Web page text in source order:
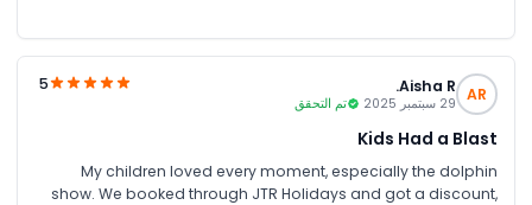
AR
Aisha R.
29 سبتمبر 2025 تم التحقق
5
Kids Had a Blast
My children loved every moment, especially the dolphin
show. We booked through JTR Holidays and got a discount,